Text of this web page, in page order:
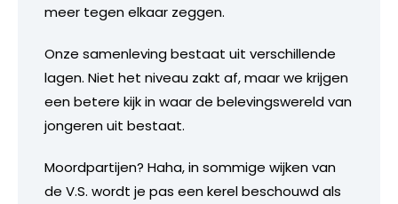
meer tegen elkaar zeggen.
Onze samenleving bestaat uit verschillende
lagen. Niet het niveau zakt af, maar we krijgen
een betere kijk in waar de belevingswereld van
jongeren uit bestaat.
Moordpartijen? Haha, in sommige wijken van
de V.S. wordt je pas een kerel beschouwd als